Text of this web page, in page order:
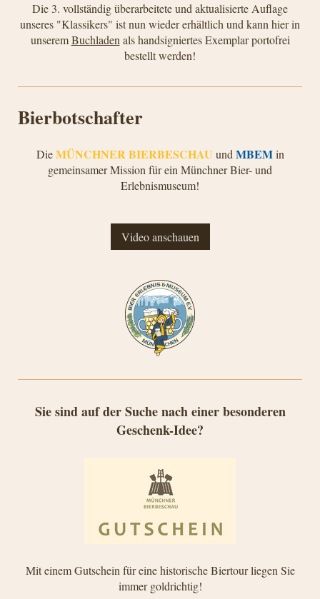
Die 3. vollständig überarbeitete und aktualisierte Auflage
unseres "Klassikers" ist nun wieder erhältlich und kann hier in
unseremBuchladen als handsigniertes Exemplar portofrei
bestellt werden!
Bierbotschafter
DieMÜNCHNER BIERBESCHAU und MBEMin
gemeinsamer Mission für ein Münchner Bier- und
Erlebnismuseum!
Video anschauen
Sie sind auf der Suche nach einer besonderen
Geschenk-Idee?
Mit einem Gutschein für eine historische Biertour liegen Sie
immer goldrichtig!